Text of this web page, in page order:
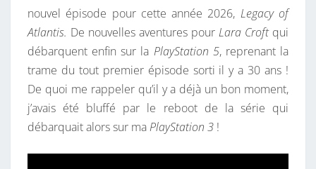
R
A
C
R
O
F
T
nouvel épisode pour cette année 2026, Legacy of
Atlantis. De nouvelles aventures pour Lara Croftqui
débarquent enfin sur la PlayStation 5, reprenant la
trame du tout premier épisode sorti il y a 30 ans !
De quoi me rappeler qu’il y a déjà un bon moment,
j’avais été bluffé par le reboot de la série qui
débarquait alors sur maPlayStation 3 !